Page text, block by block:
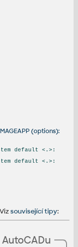
(options):
default <.>:
default <.>:
Vizsouvisející tipy: